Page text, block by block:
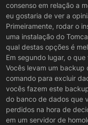
consenso em relação a
eu gostaria de ver a
Primeiramente, rodar o
uma instalação do
qual destas opções é
Em segundo lugar, o
Vocês levam um backup
comando para excluir
vocês fazem este
do banco de dados que
perdidos na hora de
em um servidor de